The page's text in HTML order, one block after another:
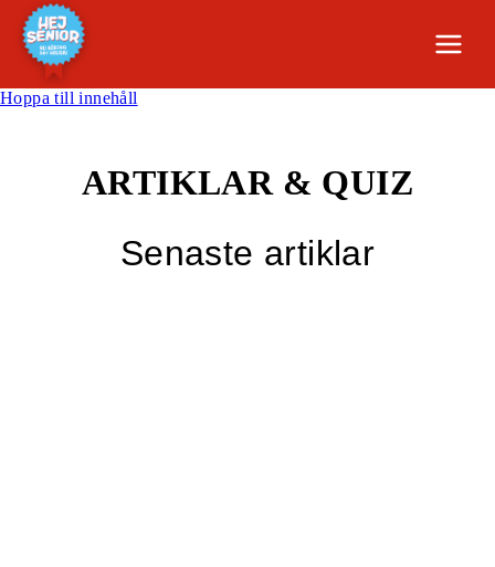
Hoppa till innehåll
ARTIKLAR & QUIZ
Senaste artiklar